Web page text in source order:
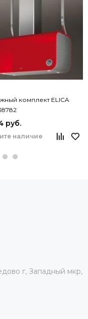
комплект ELICA
руб.
наличие
г, Западный мкр,